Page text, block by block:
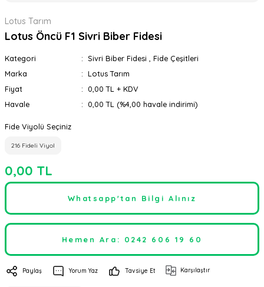
Lotus Tarım
Lotus Öncü F1 Sivri Biber Fidesi
Kategori Sivri Biber Fidesi
Fide Çeşitleri
Marka
Lotus Tarım
Fiyat
0,00 TL + KDV
Havale
0,00 TL (%4,00 havale indirimi)
Fide Viyolü Seçiniz
216 Fideli Viyol
0,00 TL
Whatsapp'tan Bilgi Alınız
Hemen Ara: 0242 606 19 60
Paylaş Yorum Yaz Tavsiye Et Karşılaştır